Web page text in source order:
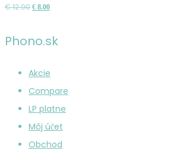
košíka
€12.00Pôvodná
€ 8.00Aktuálna
je:
Phono.sk
Akcie
Compare
LP platne
Môj účet
Obchod